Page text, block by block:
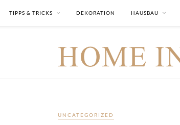
TIPPS & TRICKS DEKORATION HAUSBAU
UNCATEGORIZED